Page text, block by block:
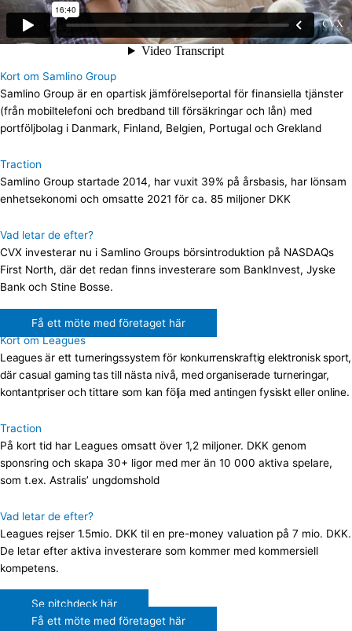
Kort om Samlino Group
Samlino Group är en opartisk jämförelseportal för finansiella tjänster
(från mobiltelefoni och bredband till försäkringar och lån) med
portföljbolag i Danmark, Finland, Belgien, Portugal och Grekland
Traction
Samlino Group startade 2014, har vuxit 39% på årsbasis, har lönsam
enhetsekonomi och omsatte 2021 för ca. 85 miljoner DKK
Vad letar de efter?
CVX investerar nu i Samlino Groups börsintroduktion på NASDAQs
First North, där det redan finns investerare som BankInvest, Jyske
Bank och Stine Bosse.
Få ett möte med företaget här
Kort om Leagues
Leagues är ett turneringssystem för konkurrenskraftig elektronisk sport,
där casual gaming tas till nästa nivå, med organiserade turneringar,
kontantpriser och tittare som kan följa med antingen fysiskt eller online.
Traction
På kort tid har Leagues omsatt över 1,2 miljoner. DKK genom
sponsring och skapa 30+ ligor med mer än 10 000 aktiva spelare,
som t.ex. Astralis’ ungdomshold
Vad letar de efter?
Leagues rejser 1.5mio. DKK til en pre-money valuation på 7 mio. DKK.
De letar efter aktiva investerare som kommer med kommersiell
kompetens.
Se pitchdeck här
Få ett möte med företaget här